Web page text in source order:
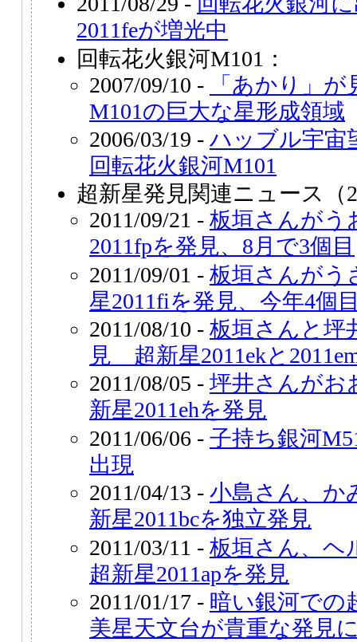
2011feが増光中
回転花火銀河M101：
2007/09/10 -
「あかり」
M101の巨大な星形成領域
2006/03/19 - ハッブル宇宙
回転花火銀河M101
超新星発見関連ニュース（
2011/09/21 - 板垣さんがう
2011fpを発見、8月で3個目
2011/09/01 - 板垣さんがう
星2011fiを発見、今年4個
2011/08/10 - 板垣さんと坪
見 超新星2011ekと
2011/08/05 - 坪井さんがお
新星2011ehを発見
2011/06/06 - 子持ち銀河
出現
2011/04/13 - 小島さん、か
新星2011bcを独立発見
2011/03/11 - 板垣さん、ヘ
超新星2011apを発見
2011/01/17 - 暗い銀河で
美星天文台が貴重な発見